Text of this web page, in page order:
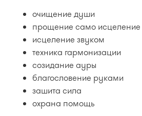
очищение души
прощение само исцеление
исцеление звуком
техника гармонизации
созидание ауры
благословение руками
зашита сила
охрана помощь